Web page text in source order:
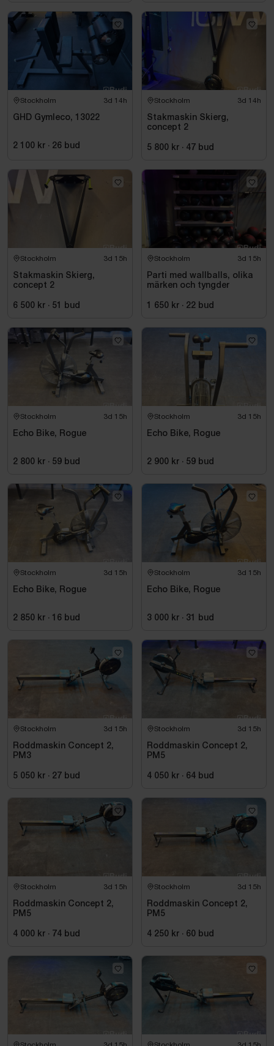
Stockholm 3d 14h
GHD Gymleco, 13022
2 100 kr · 26 bud
Stockholm 3d 14h
Stakmaskin Skierg,
concept 2
5 800 kr · 47 bud
Stockholm 3d 15h
Stakmaskin Skierg,
concept 2
6 500 kr · 51 bud
Stockholm 3d 15h
Parti med wallballs, olika
märken och tyngder
1 650 kr · 22 bud
Stockholm 3d 15h
Echo Bike, Rogue
2 800 kr · 59 bud
Stockholm 3d 15h
Echo Bike, Rogue
2 900 kr · 59 bud
Stockholm 3d 15h
Echo Bike, Rogue
2 850 kr · 16 bud
Stockholm 3d 15h
Echo Bike, Rogue
3 000 kr · 31 bud
Stockholm 3d 15h
Roddmaskin Concept 2,
PM3
5 050 kr · 27 bud
Stockholm 3d 15h
Roddmaskin Concept 2,
PM5
4 050 kr · 64 bud
Stockholm 3d 15h
Roddmaskin Concept 2,
PM5
4 000 kr · 74 bud
Stockholm 3d 15h
Roddmaskin Concept 2,
PM5
4 250 kr · 60 bud